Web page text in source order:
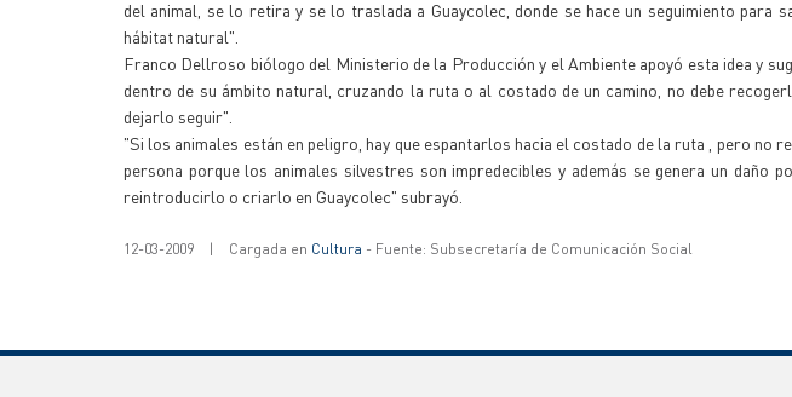
del animal, se lo retira y se lo traslada a Guaycolec, donde se hace un seguimiento para
hábitat natural".
Franco Dellroso biólogo del Ministerio de la Producción y el Ambiente apoyó esta idea y
dentro de su ámbito natural, cruzando la ruta o al costado de un camino, no debe
dejarlo seguir".
"Si los animales están en peligro, hay que espantarlos hacia el costado de la ruta , pero no
persona porque los animales silvestres son impredecibles y además se genera un daño
reintroducirlo o criarlo en Guaycolec" subrayó.
12-03-2009 | Cargada en Cultura - Fuente: Subsecretaría de Comunicación Social